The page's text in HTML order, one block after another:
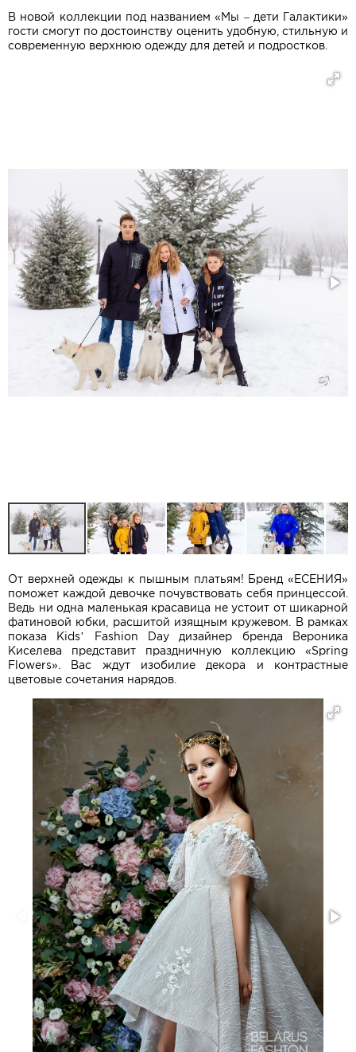
В новой коллекции под названием «Мы – дети Галактики»
гости смогут по достоинству оценить удобную, стильную и
современную верхнюю одежду для детей и подростков.
От верхней одежды к пышным платьям! Бренд «ЕСЕНИЯ»
поможет каждой девочке почувствовать себя принцессой.
Ведь ни одна маленькая красавица не устоит от шикарной
фатиновой юбки, расшитой изящным кружевом. В рамках
показа Kids’ Fashion Day дизайнер бренда Вероника
Киселева представит праздничную коллекцию «Spring
Flowers». Вас ждут изобилие декора и контрастные
цветовые сочетания нарядов.